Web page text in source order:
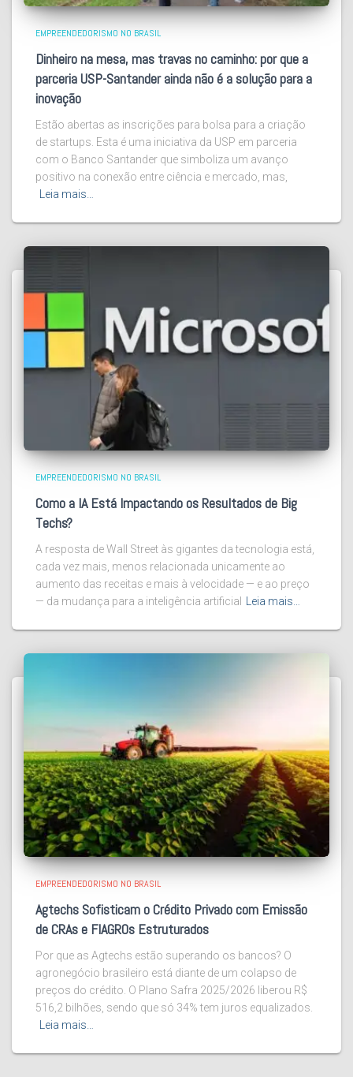
EMPREENDEDORISMO NO BRASIL
Dinheiro na mesa, mas travas no caminho: por que a
parceria USP-Santander ainda não é a solução para a
inovação
Estão abertas as inscrições para bolsa para a criação
de startups. Esta é uma iniciativa da USP em parceria
com o Banco Santander que simboliza um avanço
positivo na conexão entre ciência e mercado, mas,
Leia mais…
EMPREENDEDORISMO NO BRASIL
Como a IA Está Impactando os Resultados de Big
Techs?
A resposta de Wall Street às gigantes da tecnologia está,
cada vez mais, menos relacionada unicamente ao
aumento das receitas e mais à velocidade — e ao preço
— da mudança para a inteligência artificial Leia mais…
EMPREENDEDORISMO NO BRASIL
Agtechs Sofisticam o Crédito Privado com Emissão
de CRAs e FIAGROs Estruturados
Por que as Agtechs estão superando os bancos? O
agronegócio brasileiro está diante de um colapso de
preços do crédito. O Plano Safra 2025/2026 liberou R$
516,2 bilhões, sendo que só 34% tem juros equalizados.
Leia mais…